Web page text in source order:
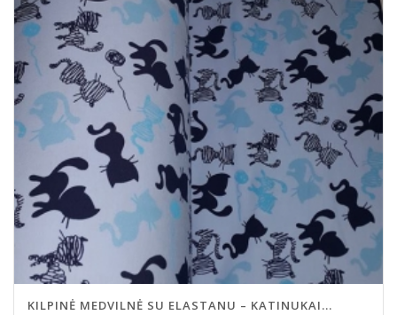
KILPINĖ MEDVILNĖ SU ELASTANU – KATINUKAI...